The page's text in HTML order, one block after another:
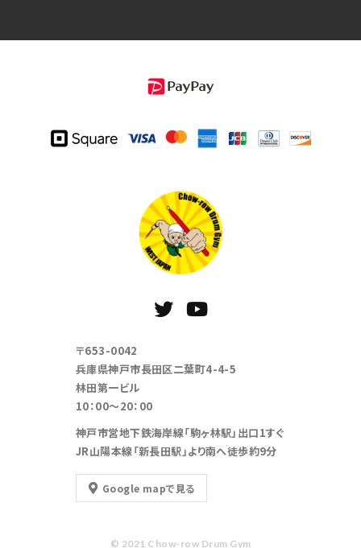
〒653-0042
兵庫県神戸市長田区二葉町4-4-5
林田第一ビル
10：00～20：00
神戸市営地下鉄海岸線「駒ヶ林駅」出口1すぐ
JR山陽本線「新長田駅」より南へ徒歩約9分
Google mapで見る
© 2021 Chow-row Drum Gym